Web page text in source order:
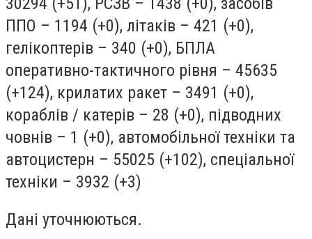
ППО – 1194 (+0), літаків – 421 (+0),
гелікоптерів – 340 (+0), БПЛА
оперативно-тактичного рівня – 45635
(+124), крилатих ракет – 3491 (+0),
кораблів / катерів – 28 (+0), підводних
човнів – 1 (+0), автомобільної техніки та
автоцистерн – 55025 (+102), спеціальної
техніки – 3932 (+3)
Дані уточнюються.